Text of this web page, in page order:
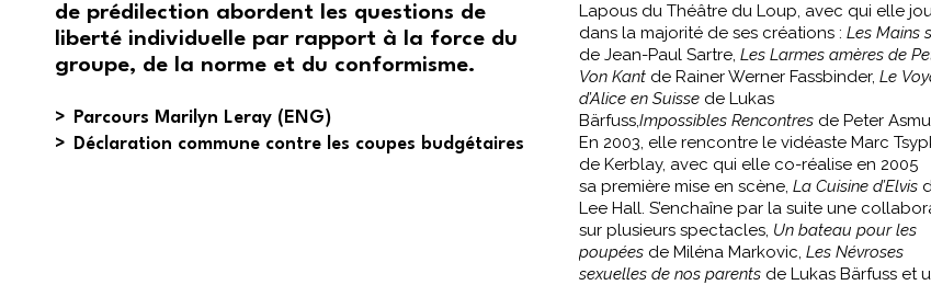
de prédilection abordent les questions de
liberté individuelle par rapport à la force du
groupe, de la norme et du conformisme.
Parcours Marilyn Leray (ENG)
Déclaration commune contre les coupes budgétaires
Lapous du Théâtre du Loup, avec qui elle
dans la majorité de ses créations : Les Mains
de Jean-Paul Sartre, Les Larmes amères de
Von Kantde Rainer Werner Fassbinder, Le
d’Alice en Suissede Lukas
Bärfuss,Impossibles Rencontresde Peter
En 2003, elle rencontre le vidéaste Marc
de Kerblay, avec qui elle co-réalise en 2005
sa première mise en scène, La Cuisine d’Elvis
Lee Hall. S’enchaîne par la suite une
sur plusieurs spectacles, Un bateau pour les
poupéesde Miléna Markovic, Les Névroses
sexuelles de nos parentsde Lukas Bärfuss et